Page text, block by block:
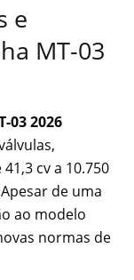
e
MT-03
03 2026
cv a 10.750
de uma
ao modelo
normas de